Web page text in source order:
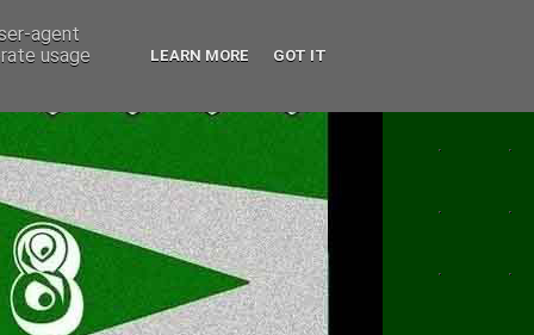
agent
usage
LEARN MORE GOT IT